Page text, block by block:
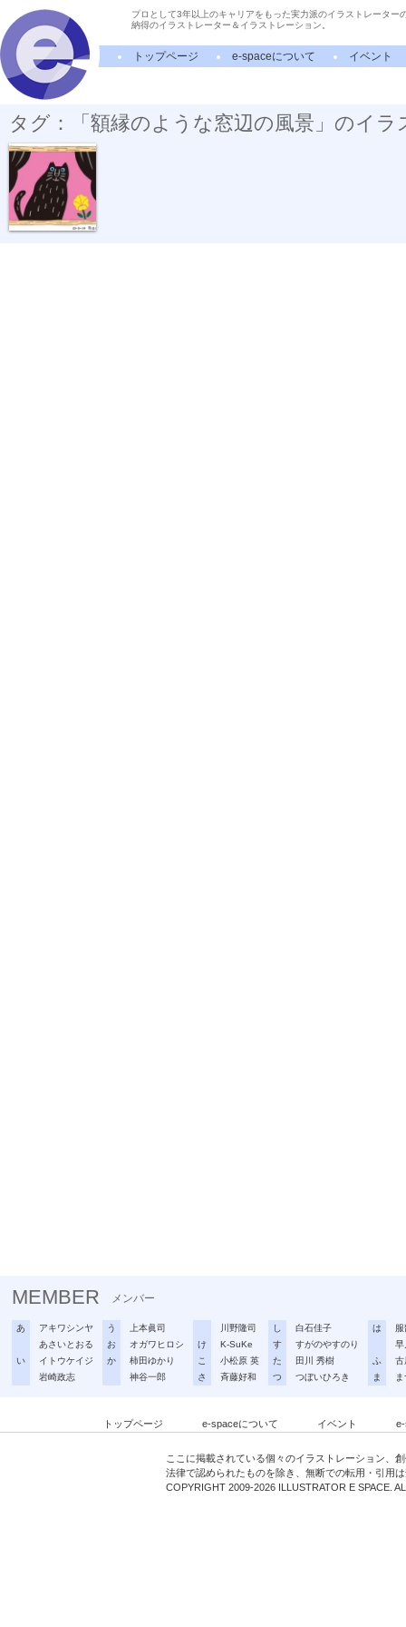
プロとして3年以上のキャリアをもった実力派のイラストレーター
納得のイラストレーター＆イラストレーション。
トップページ e-spaceについて イベント
タグ：「額縁のような窓辺の風景」のイラ
窓辺にて
MEMBER メンバー
あ
アキワシンヤ
あさいとおる
い
イトウケイジ
岩崎政志
う
上本眞司
お
オガワヒロシ
か
柿田ゆかり
神谷一郎
川野隆司
け
K-SuKe
こ
小松原 英
さ
斉藤好和
し
白石佳子
す
すがのやすのり
た
田川 秀樹
つ
つぼいひろき
は
早
ふ
古
ま
トップページ e-spaceについて イベント
ここに掲載されている個々のイラストレーション、
法律で認められたものを除き、無断での転用・引用
COPYRIGHT 2009-2026 ILLUSTRATOR E SPACE.